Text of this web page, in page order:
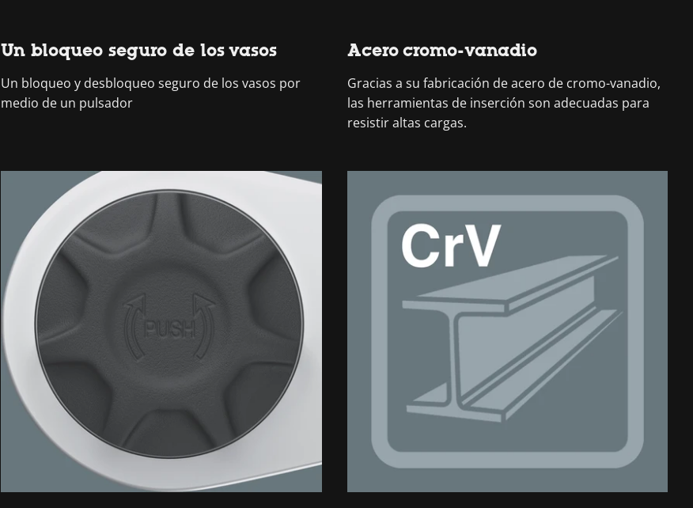
Un bloqueo seguro de los vasos
Un bloqueo y desbloqueo seguro de los vasos por
medio de un pulsador
Acero cromo-vanadio
Gracias a su fabricación de acero de cromo-vanadio,
las herramientas de inserción son adecuadas para
resistir altas cargas.